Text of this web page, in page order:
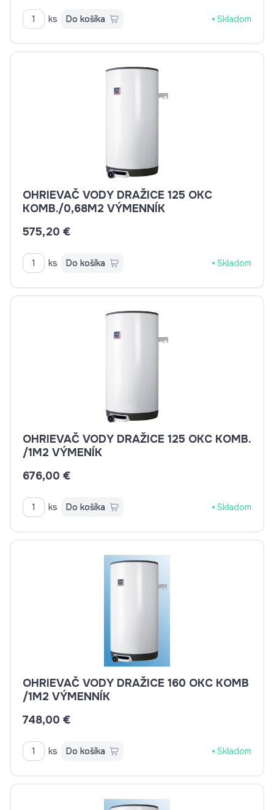
ks Do košíka Skladom
OHRIEVAČ VODY DRAŽICE 125 OKC
KOMB./0,68M2 VÝMENNÍK
575,20 €
ks Do košíka Skladom
OHRIEVAČ VODY DRAŽICE 125 OKC KOMB.
/1M2 VÝMENÍK
676,00 €
ks Do košíka Skladom
OHRIEVAČ VODY DRAŽICE 160 OKC KOMB
/1M2 VÝMENNÍK
748,00 €
ks Do košíka Skladom